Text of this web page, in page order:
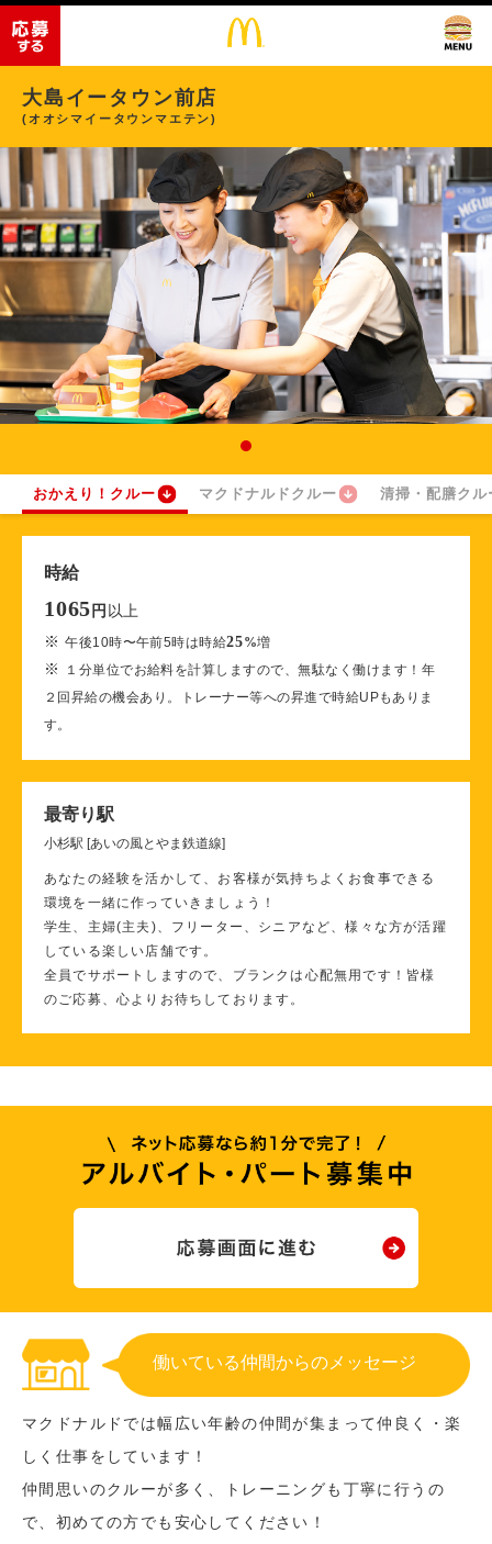
大島イータウン前店
(オオシマイータウンマエテン)
おかえり！クルー マクドナルドクルー 清掃・配膳クル
時給
1065 円 以上
※午後10時〜午前5時は時給25%増
※
１分単位でお給料を計算しますので、無駄なく働けます！年
２回昇給の機会あり。トレーナー等への昇進で時給UPもありま
す。
最寄り駅
小杉駅 [あいの風とやま鉄道線]
あなたの経験を活かして、お客様が気持ちよくお食事できる
環境を一緒に作っていきましょう！
学生、主婦(主夫)、フリーター、シニアなど、様々な方が活躍
している楽しい店舗です。
全員でサポートしますので、ブランクは心配無用です！皆様
のご応募、心よりお待ちしております。
働いている仲間からのメッセージ
マクドナルドでは幅広い年齢の仲間が集まって仲良く・楽
しく仕事をしています！
仲間思いのクルーが多く、トレーニングも丁寧に行うの
で、初めての方でも安心してください！